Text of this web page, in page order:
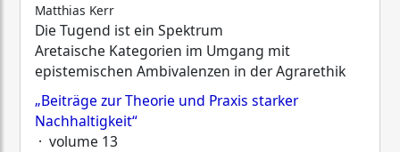
Matthias Kerr
Die Tugend ist ein Spektrum
Aretaische Kategorien im Umgang mit
epistemischen Ambivalenzen in der Agrarethik
„Beiträge zur Theorie und Praxis starker
Nachhaltigkeit“
· volume 13